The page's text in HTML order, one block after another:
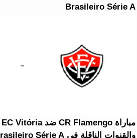
Brasileiro Série A
والقنوات الناقلة في Campeonato Brasileiro Série A